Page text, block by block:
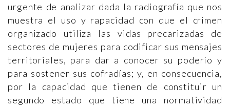
urgente de analizar dada la radiografía que nos
muestra el uso y rapacidad con que el crimen
organizado utiliza las vidas precarizadas de
sectores de mujeres para codificar sus mensajes
territoriales, para dar a conocer su poderío y
para sostener sus cofradías; y, en consecuencia,
por la capacidad que tienen de constituir un
segundo estado que tiene una normatividad